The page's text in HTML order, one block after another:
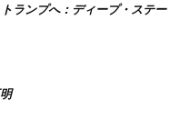
ランプへ：ディープ・ステー